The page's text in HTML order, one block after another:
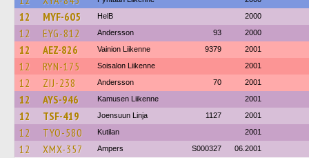
12 MYF-605 HelB 2000
12 EYG-812 Andersson 93 2000
12 AEZ-826 Vainion Liikenne 9379 2001
12 RYN-175 Soisalon Liikenne 2001
12 ZIJ-238 Andersson 70 2001
12 AYS-946 Kamusen Liikenne 2001
12 TSF-419 Joensuun Linja 1127 2001
12 TYO-580 Kutilan 2001
12 XMX-357 Ampers S000327 06.2001